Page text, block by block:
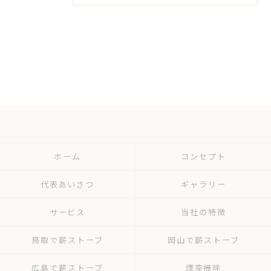
ホーム コンセプト
代表あいさつ ギャラリー
サービス 当社の特徴
鳥取で薪ストーブ 岡山で薪ストーブ
広島で薪ストーブ 煙突掃除